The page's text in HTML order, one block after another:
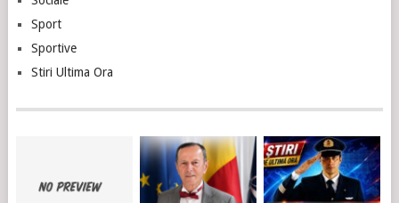
Sport
Sportive
Stiri Ultima Ora